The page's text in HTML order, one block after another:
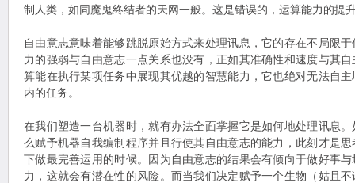
制人类，如同魔鬼终结者的天网一般。这是错误的，运算能力的提
自由意志意味着能够跳脱原始方式来处理讯息，它的存在不局限
力的强弱与自由意志一点关系也没有，正如其准确性和速度与其
算能在执行某项任务中展现其优越的智慧能力，它也绝对无法自
内的任务。
在我们塑造一台机器时，就有办法全面掌握它是如何地处理讯息
么赋予机器自我编制程序并且行使其自由意志的能力，此刻才是
下做最完善运用的时候。因为自由意志的结果会有倾向于做好事
力，这就会有潜在性的风险。而当我们决定赋予一个生物（姑且